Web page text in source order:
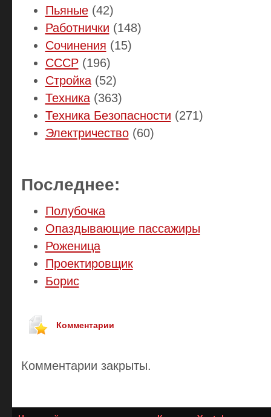
Пьяные(42)
Работнички (148)
Сочинения (15)
СССР(196)
Стройка(52)
Техника(363)
Техника Безопасности (271)
Электричество(60)
Последнее:
Полубочка
Опаздывающие пассажиры
Роженица
Проектировщик
Борис
Комментарии
Комментарии закрыты.